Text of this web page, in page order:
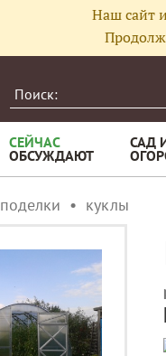
Наш сайт
СЕЙЧАС
ОБСУЖДАЮТ
САД
поделки куклы